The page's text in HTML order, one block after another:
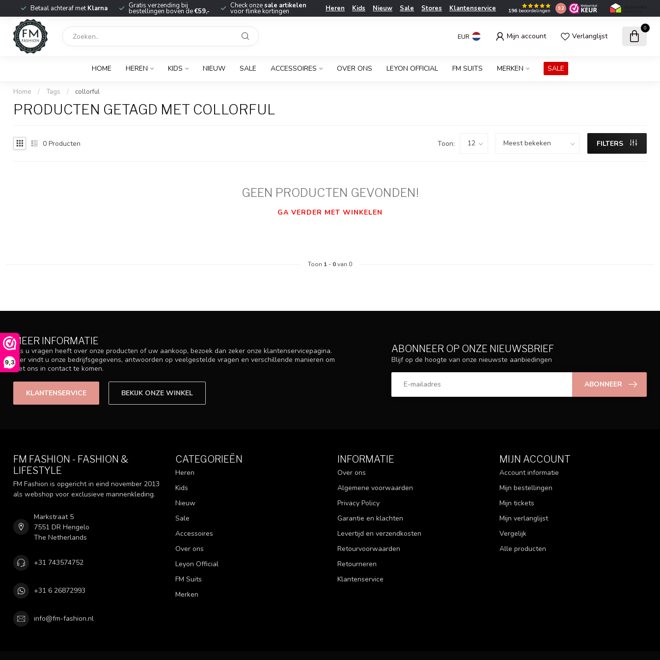
9,3
Betaal achteraf metKlarna Gratis verzending bij
bestellingen boven de€59,-
Check onzesale artikelen
voor flinke kortingen Heren Kids Nieuw Sale Stores Klantenservice 196 beoordelingen 9.2
EUR Mijn account Verlanglijst
0
HOME HEREN KIDS NIEUW SALE ACCESSOIRES OVER ONS LEYON OFFICIAL FM SUITS MERKEN SALE
Home / Tags / collorful
PRODUCTEN GETAGD MET COLLORFUL
0 Producten Toon: FILTERS
GEEN PRODUCTEN GEVONDEN!
GA VERDER MET WINKELEN
Toon 1 - 0van 0
MEER INFORMATIE
Als u vragen heeft over onze producten of uw aankoop, bezoek dan zeker onze klantenservicepagina.
Hier vindt u onze bedrijfsgegevens, antwoorden op veelgestelde vragen en verschillende manieren om
met ons in contact te komen.
KLANTENSERVICE BEKIJK ONZE WINKEL
ABONNEER OP ONZE NIEUWSBRIEF
Blijf op de hoogte van onze nieuwste aanbiedingen
ABONNEER
FM FASHION - FASHION &
LIFESTYLE
FM Fashion is opgericht in eind november 2013
als webshop voor exclusieve mannenkleding.
Markstraat 5
7551 DR Hengelo
The Netherlands
+31 743574752
+31 6 26872993
info@fm-fashion.nl
CATEGORIEËN
Heren
Kids
Nieuw
Sale
Accessoires
Over ons
Leyon Official
FM Suits
Merken
INFORMATIE
Over ons
Algemene voorwaarden
Privacy Policy
Garantie en klachten
Levertijd en verzendkosten
Retourvoorwaarden
Retourneren
Klantenservice
MIJN ACCOUNT
Account informatie
Mijn bestellingen
Mijn tickets
Mijn verlanglijst
Vergelijk
Alle producten